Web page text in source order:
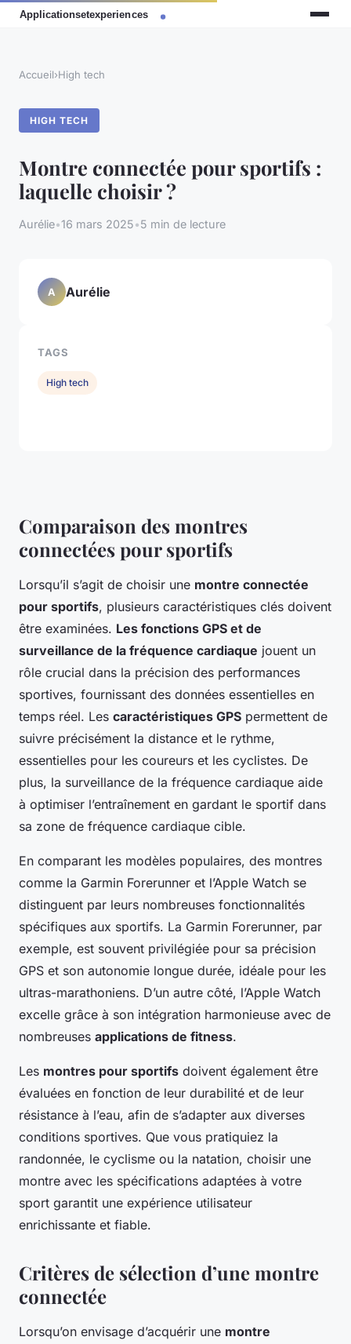
Accueil›High tech
HIGH TECH
Montre connectée pour sportifs :
laquelle choisir ?
Aurélie•16 mars 2025•5 min de lecture
Comparaison des montres
connectées pour sportifs
Lorsqu’il s’agit de choisir une montre connectée
pour sportifs, plusieurs caractéristiques clés doivent
être examinées. Les fonctions GPS et de
surveillance de la fréquence cardiaque jouent un
rôle crucial dans la précision des performances
sportives, fournissant des données essentielles en
temps réel. Les caractéristiques GPS permettent de
suivre précisément la distance et le rythme,
essentielles pour les coureurs et les cyclistes. De
plus, la surveillance de la fréquence cardiaque aide
à optimiser l’entraînement en gardant le sportif dans
sa zone de fréquence cardiaque cible.
En comparant les modèles populaires, des montres
comme la Garmin Forerunner et l’Apple Watch se
distinguent par leurs nombreuses fonctionnalités
spécifiques aux sportifs. La Garmin Forerunner, par
exemple, est souvent privilégiée pour sa précision
GPS et son autonomie longue durée, idéale pour les
ultras-marathoniens. D’un autre côté, l’Apple Watch
excelle grâce à son intégration harmonieuse avec de
nombreuses applications de fitness.
Les montres pour sportifs doivent également être
évaluées en fonction de leur durabilité et de leur
résistance à l’eau, afin de s’adapter aux diverses
conditions sportives. Que vous pratiquiez la
randonnée, le cyclisme ou la natation, choisir une
montre avec les spécifications adaptées à votre
sport garantit une expérience utilisateur
enrichissante et fiable.
Critères de sélection d’une montre
connectée
Lorsqu’on envisage d’acquérir une montre
A Aurélie
TAGS
High tech